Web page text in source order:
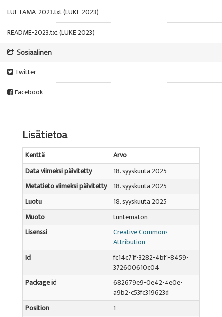
LUETAMA-2023.txt (LUKE 2023)
README-2023.txt (LUKE 2023)
Sosiaalinen
Twitter
Facebook
Lisätietoa
Kenttä
Arvo
Data viimeksi päivitetty
18. syyskuuta 2025
Metatieto viimeksi päivitetty
18. syyskuuta 2025
Luotu
18. syyskuuta 2025
Muoto
tuntematon
Lisenssi
Creative Commons
Attribution
Id
fc14c71f-3282-4bf1-8459-
372600610c04
Package id
682679e9-0e42-4e0e-
a9b2-c53fc319623d
Position
1